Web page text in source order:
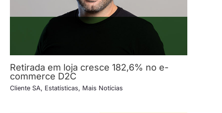
Retirada em loja cresce 182,6% no e-
commerce D2C
Cliente SA, Estatísticas, Mais Notícias